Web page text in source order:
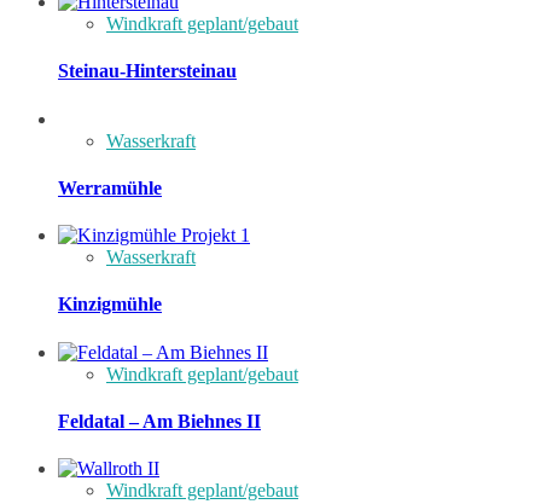
Windkraft geplant/gebaut
Steinau-Hintersteinau
Wasserkraft
Werramühle
Wasserkraft
Kinzigmühle
Windkraft geplant/gebaut
Feldatal – Am Biehnes II
Windkraft geplant/gebaut